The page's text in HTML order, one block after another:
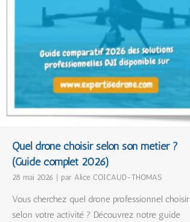
Quel drone choisir selon son métier ?
(Guide complet 2026)
28 mai 2026 par Alice COICAUD-THOMAS
Vous cherchez quel drone professionnel choisir
selon votre activité ? Découvrez notre guide